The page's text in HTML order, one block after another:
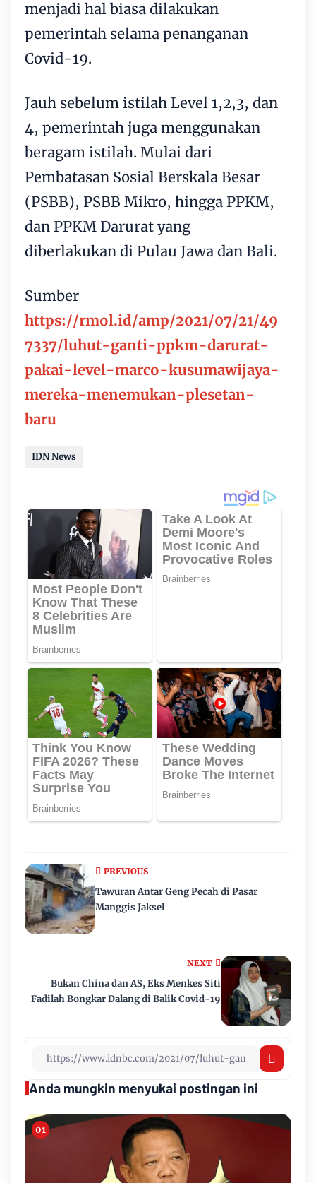
menjadi hal biasa dilakukan
pemerintah selama penanganan
Covid-19.
Jauh sebelum istilah Level 1,2,3, dan
4, pemerintah juga menggunakan
beragam istilah. Mulai dari
Pembatasan Sosial Berskala Besar
(PSBB), PSBB Mikro, hingga PPKM,
dan PPKM Darurat yang
diberlakukan di Pulau Jawa dan Bali.
Sumber
https://rmol.id/amp/2021/07/21/49
7337/luhut-ganti-ppkm-darurat-
pakai-level-marco-kusumawijaya-
mereka-menemukan-plesetan-
baru
IDN News
NEXT
Bukan China dan AS, Eks Menkes Siti
Fadilah Bongkar Dalang di Balik Covid-19
PREVIOUS
Tawuran Antar Geng Pecah di Pasar
Manggis Jaksel
Anda mungkin menyukai postingan ini